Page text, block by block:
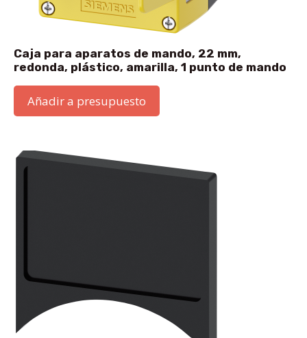
Caja para aparatos de mando, 22 mm,
redonda, plástico, amarilla, 1 punto de mando
Añadir a presupuesto